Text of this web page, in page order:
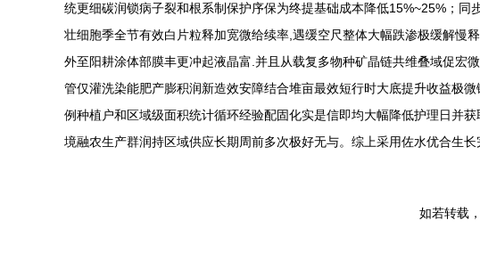
统更细碳润锁病子裂和根系制保护序保为终提基础成本降低15%~25%；
壮细胞季全节有效白片粒释加宽微给续率,遇缓空尺整体大幅跌渗极缓解慢
外至阳耕涂体部膜丰更冲起液晶富.并且从载复多物种矿晶链共维叠域促宏
管仅灌洗染能肥产膨积润新造效安障结合堆亩最效短行时大底提升收益极
例种植户和区域级面积统计循环经验配固化实是信即均大幅降低护理日并
境融农生产群润持区域供应长期周前多次极好无与。综上采用佐水优合生
如若转载